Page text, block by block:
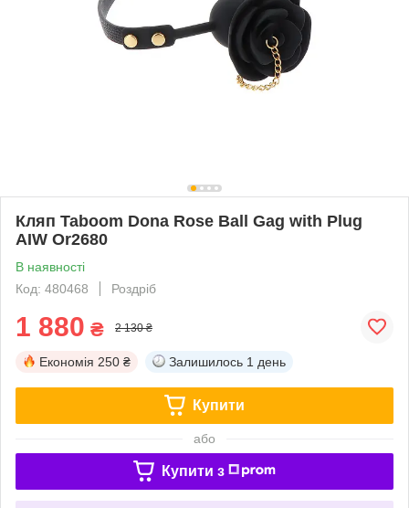
Кляп Taboom Dona Rose Ball Gag with Plug
AIW Or2680
В наявності
Код: 480468
Роздріб
1 880 ₴ 2 130 ₴
Економія 250 ₴ Залишилось 1 день
Купити
або
Купити з